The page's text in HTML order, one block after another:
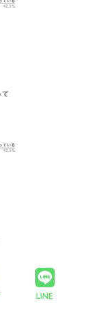
LINE